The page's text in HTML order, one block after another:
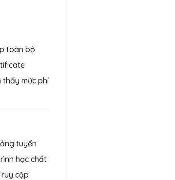
toàn bộ
thấy mức phí
tuyển
học chất
cập